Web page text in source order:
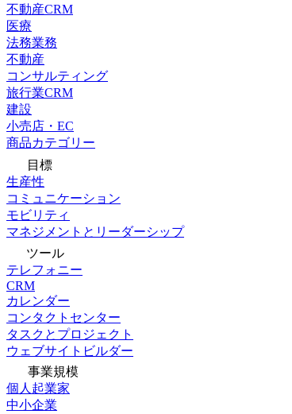
不動産CRM
医療
法務業務
不動産
コンサルティング
旅行業CRM
建設
小売店・EC
商品カテゴリー
目標
生産性
コミュニケーション
モビリティ
マネジメントとリーダーシップ
ツール
テレフォニー
CRM
カレンダー
コンタクトセンター
タスクとプロジェクト
ウェブサイトビルダー
事業規模
個人起業家
中小企業